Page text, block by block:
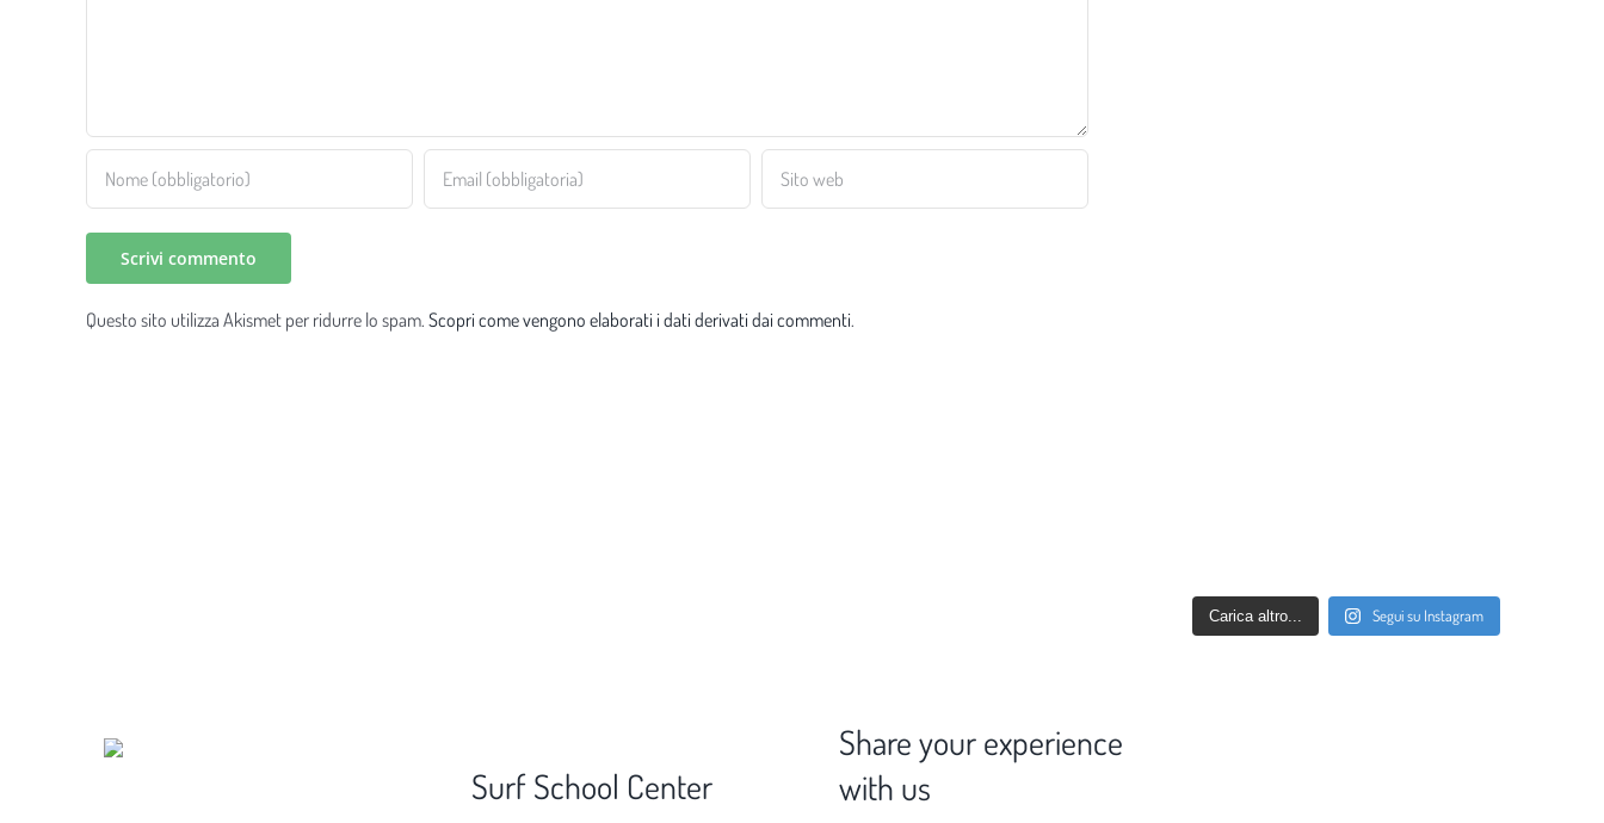
Questo sito utilizza Akismet per ridurre lo spam. Scopri come vengono elaborati i dati derivati dai commenti.
Carica altro... Segui su Instagram
Surf School Center
Share your experience
with us